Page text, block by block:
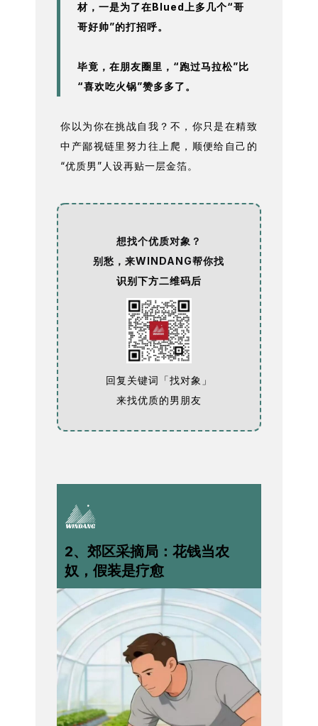
材，一是为了在Blued上多几个“哥
哥好帅”的打招呼。
毕竟，在朋友圈里，“跑过马拉松”比
“喜欢吃火锅”赞多多了。
你以为你在挑战自我？不，你只是在精致
中产鄙视链里努力往上爬，顺便给自己的
“优质男”人设再贴一层金箔。
想找个优质对象？
别愁，来WINDANG帮你找
识别下方二维码后
回复关键词「找对象」
来找优质的男朋友
2、郊区采摘局：花钱当农
奴，假装是疗愈